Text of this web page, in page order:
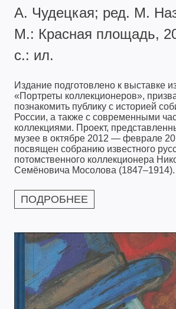
А. Чудецкая; ред. М.
М.: Красная площадь,
с.: ил.
Издание подготовлено к выставке
«Портреты коллекционеров»,
познакомить публику с историей
России, а также с современными
коллекциями. Проект,
музее в октябре 2012 — феврале
посвящен собранию известного
потомственного коллекционера
Семёновича Мосолова (1847–1914).
ПОДРОБНЕЕ